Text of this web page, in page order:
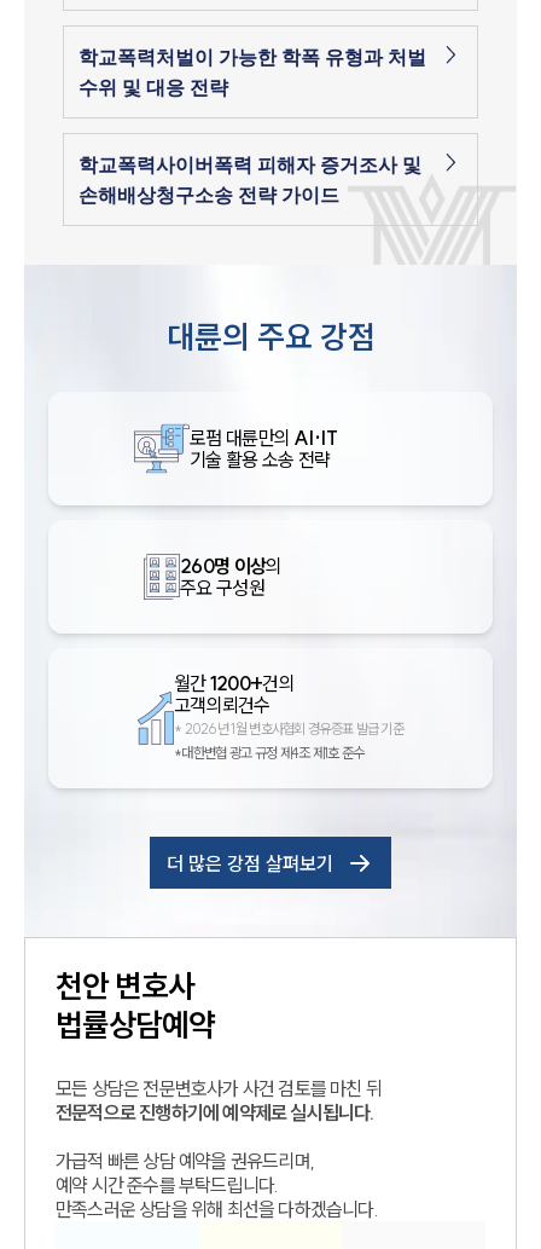
학교폭력처벌이 가능한 학폭 유형과 처벌
수위 및 대응 전략
학교폭력사이버폭력 피해자 증거조사 및
손해배상청구소송 전략 가이드
대륜의 주요 강점
로펌 대륜만의 AI·IT
기술 활용 소송 전략
260명 이상의
주요 구성원
월간1200+건의
고객의뢰건수
* 2026년 1월 변호사협회 경유증표 발급 기준
*대한변협 광고 규정 제4조 제1호 준수
더 많은 강점 살펴보기
천안변호사
법률상담예약
모든 상담은 전문변호사가 사건 검토를 마친 뒤
전문적으로 진행하기에 예약제로 실시됩니다.
가급적 빠른 상담 예약을 권유드리며,
예약 시간 준수를 부탁드립니다.
만족스러운 상담을 위해 최선을 다하겠습니다.